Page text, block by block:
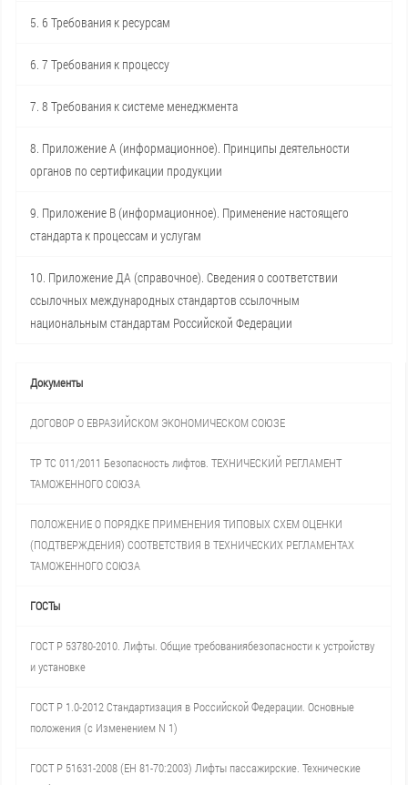
5. 6 Требования к ресурсам
6. 7 Требования к процессу
7. 8 Требования к системе менеджмента
8. Приложение А (информационное). Принципы деятельности
органов по сертификации продукции
9. Приложение В (информационное). Применение настоящего
стандарта к процессам и услугам
10. Приложение ДА (справочное). Сведения о соответствии
ссылочных международных стандартов ссылочным
национальным стандартам Российской Федерации
Документы
ДОГОВОР О ЕВРАЗИЙСКОМ ЭКОНОМИЧЕСКОМ СОЮЗЕ
ТР ТС 011/2011 Безопасность лифтов. ТЕХНИЧЕСКИЙ РЕГЛАМЕНТ
ТАМОЖЕННОГО СОЮЗА
ПОЛОЖЕНИЕ О ПОРЯДКЕ ПРИМЕНЕНИЯ ТИПОВЫХ СХЕМ ОЦЕНКИ
(ПОДТВЕРЖДЕНИЯ) СООТВЕТСТВИЯ В ТЕХНИЧЕСКИХ РЕГЛАМЕНТАХ
ТАМОЖЕННОГО СОЮЗА
ГОСТы
ГОСТ Р 53780-2010. Лифты. Общие требованиябезопасности к устройству
и установке
ГОСТ Р 1.0-2012 Стандартизация в Российской Федерации. Основные
положения (с Изменением N 1)
ГОСТ Р 51631-2008 (ЕН 81-70:2003) Лифты пассажирские. Технические